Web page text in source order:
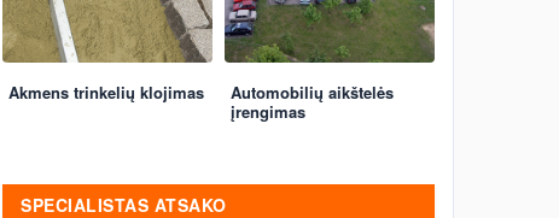
Akmens trinkelių klojimas
Automobilių aikštelės
įrengimas
SPECIALISTAS ATSAKO